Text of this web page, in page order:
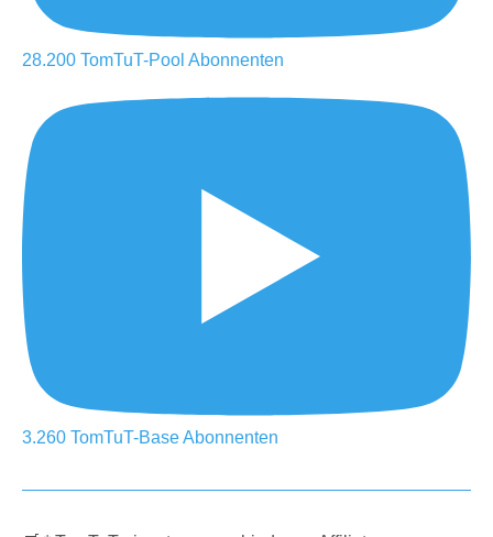
28.200 TomTuT-Pool Abonnenten
3.260 TomTuT-BaseAbonnenten